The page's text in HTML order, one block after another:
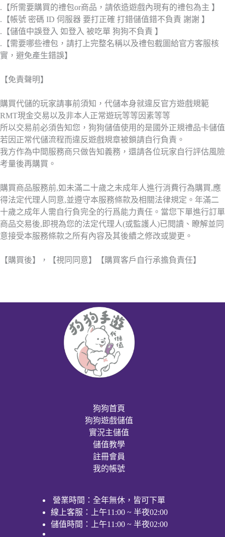
.【所需要購買的禮包or商品，請依造遊戲內現有的禮包為主 】
.【帳號 密碼 ID 伺服器 要打正確 打錯儲值錯不負責 謝謝 】
.【儲值中誤登入 如登入 被吃單 狗狗不負責 】
.【需要哪些禮包，請打上完整名稱以及禮包截圖給官方客服核
實，避免產生錯誤】
【免責聲明】
購買代儲的玩家請事前須知，代儲本身就違反官方遊戲規範
RMT現金交易以及非本人正常遊玩等等因素等等
所以交易前必須告知您，狗狗儲值使用的是國外正規禮品卡儲值
若因正常代儲流程而違反遊戲規章被鎖請自行負責。
我方作為中間服務商只做告知義務，還請各位玩家自行評估風險
考量後再購買。
購買商品服務前,如未滿二十歲之未成年人進行消費行為購買,應
得法定代理人同意,並遵守本服務條款及相關法律規定。年滿二
十歲之成年人需自行負完全的行爲能力責任。當您下單進行訂單
商品交易後,即視為您的法定代理人(或監護人)已閱讀、瞭解並同
意接受本服務條款之所有內容及其後續之修改或變更。
【購買後】，【視同同意】【購買客戶自行承擔負責任】
狗狗首頁
狗狗遊戲儲值
實況主儲值
儲值教學
註冊會員
我的帳號
營業時間：全年無休，皆可下單
線上客服：上午11:00 ~ 半夜02:00
儲值時間：上午11:00 ~ 半夜02:00